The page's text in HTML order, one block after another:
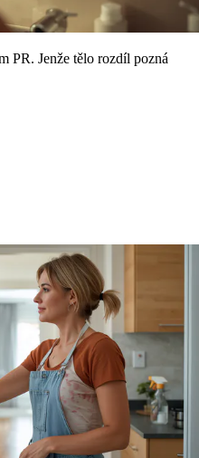
PR. Jenže tělo rozdíl pozná